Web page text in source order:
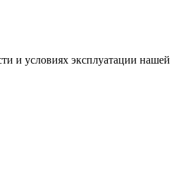
и условиях эксплуатации нашей